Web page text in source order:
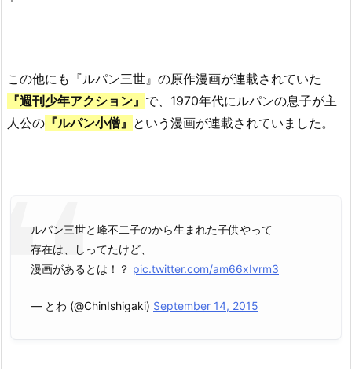
この他にも『ルパン三世』の原作漫画が連載されていた
『週刊少年アクション』 で、1970年代にルパンの息子が主
人公の 『ルパン小僧』 という漫画が連載されていました。
ルパン三世と峰不二子のから生まれた子供やって
存在は、しってたけど、
漫画があるとは！？ pic.twitter.com/am66xIvrm3
— とわ (@ChinIshigaki) September 14, 2015